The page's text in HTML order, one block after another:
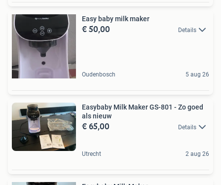
Easy baby milk maker
€ 50,00 Details
Oudenbosch 5 aug 26
Easybaby Milk Maker GS-801 - Zo goed
als nieuw
€ 65,00 Details
Utrecht 2 aug 26